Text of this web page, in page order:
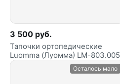
3 500 руб.
Тапочки ортопедические
Luomma (Луомма) LM-803.005
Осталось мало